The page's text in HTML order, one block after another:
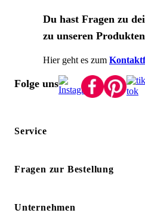
Du hast Fragen zu
zu unseren
Hier geht es zum
Folge uns
Service
Fragen zur Bestellung
Unternehmen